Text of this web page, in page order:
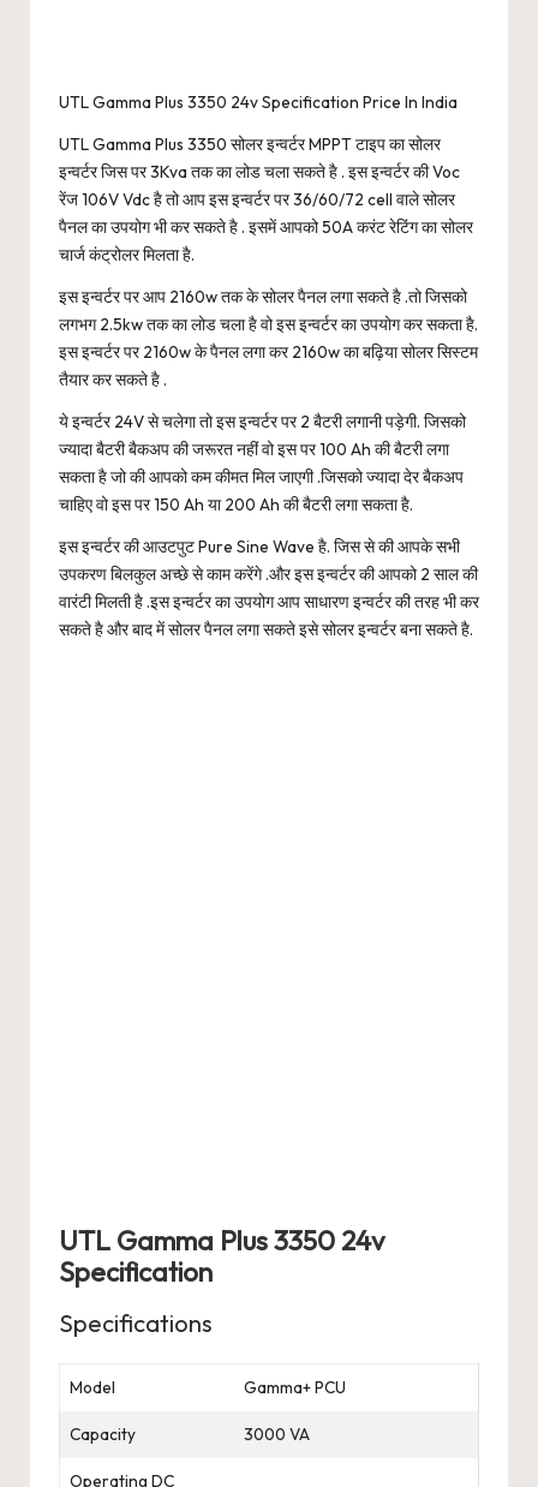
UTL Gamma Plus 3350 24v Specification Price In India
UTL Gamma Plus 3350 सोलर इन्वर्टर MPPT टाइप का सोलर
इन्वर्टर जिस पर 3Kva तक का लोड चला सकते है . इस इन्वर्टर की Voc
रेंज 106V Vdc है तो आप इस इन्वर्टर पर 36/60/72 cell वाले सोलर
पैनल का उपयोग भी कर सकते है . इसमें आपको 50A करंट रेटिंग का सोलर
चार्ज कंट्रोलर मिलता है.
इस इन्वर्टर पर आप 2160w तक के सोलर पैनल लगा सकते है .तो जिसको
लगभग 2.5kw तक का लोड चला है वो इस इन्वर्टर का उपयोग कर सकता है.
इस इन्वर्टर पर 2160w के पैनल लगा कर 2160w का बढ़िया सोलर सिस्टम
तैयार कर सकते है .
ये इन्वर्टर 24V से चलेगा तो इस इन्वर्टर पर 2 बैटरी लगानी पड़ेगी. जिसको
ज्यादा बैटरी बैकअप की जरूरत नहीं वो इस पर 100 Ah की बैटरी लगा
सकता है जो की आपको कम कीमत मिल जाएगी .जिसको ज्यादा देर बैकअप
चाहिए वो इस पर 150 Ah या 200 Ah की बैटरी लगा सकता है.
इस इन्वर्टर की आउटपुट Pure Sine Wave है. जिस से की आपके सभी
उपकरण बिलकुल अच्छे से काम करेंगे .और इस इन्वर्टर की आपको 2 साल की
वारंटी मिलती है .इस इन्वर्टर का उपयोग आप साधारण इन्वर्टर की तरह भी कर
सकते है और बाद में सोलर पैनल लगा सकते इसे सोलर इन्वर्टर बना सकते है.
UTL Gamma Plus 3350 24v
Specification
Specifications
Model Gamma+ PCU
Capacity 3000 VA
Operating DC